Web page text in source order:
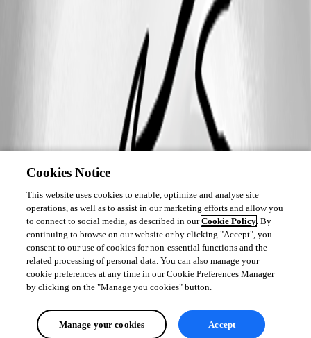
Cookies Notice
This website uses cookies to enable, optimize and analyse site
operations, as well as to assist in our marketing efforts and allow you
to connect to social media, as described in ourCookie Policy. By
continuing to browse on our website or by clicking "Accept", you
consent to our use of cookies for non-essential functions and the
related processing of personal data. You can also manage your
cookie preferences at any time in our Cookie Preferences Manager
by clicking on the "Manage you cookies" button.
Manage your cookies Accept